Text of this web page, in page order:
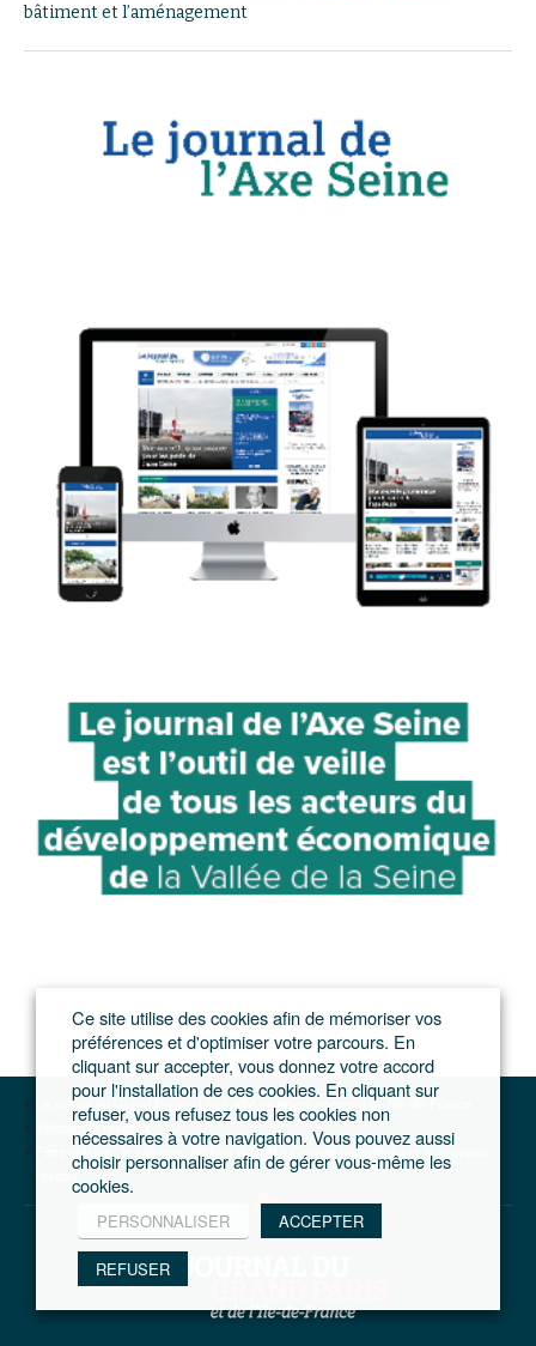
bâtiment et l’aménagement
Le journal du Grand Paris – L'actualité du développement de l'Ile-de-France
Télécom et réseaux
Fibre optique : le Sipperec attribue la DSP à Covage pour déployer le nouveau
réseau
Ce site utilise des cookies afin de mémoriser vos
préférences et d'optimiser votre parcours. En
cliquant sur accepter, vous donnez votre accord
pour l'installation de ces cookies. En cliquant sur
refuser, vous refusez tous les cookies non
nécessaires à votre navigation. Vous pouvez aussi
choisir personnaliser afin de gérer vous-même les
cookies.
PERSONNALISER ACCEPTER
REFUSER